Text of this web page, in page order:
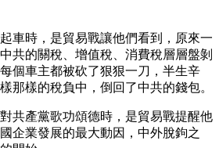
車時，是貿易戰讓他們看到，原來一
共的關稅、增值稅、消費稅層層盤剝
個車主都被砍了狠狠一刀，半生辛
那樣的稅負中，倒回了中共的錢包。
共產黨歌功頌德時，是貿易戰提醒他
企業發展的最大動因，中外脫鉤之